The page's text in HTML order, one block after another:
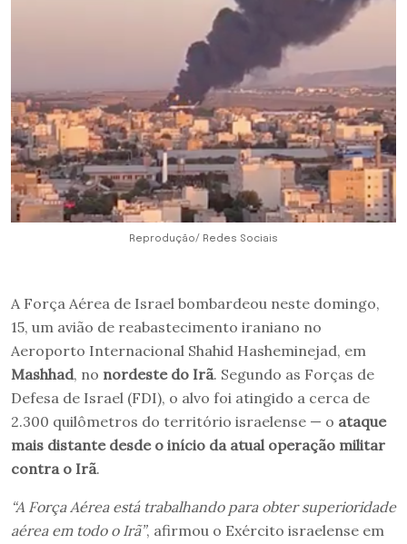
Reprodução/ Redes Sociais
A Força Aérea de Israel bombardeou neste domingo,
15, um avião de reabastecimento iraniano no
Aeroporto Internacional Shahid Hasheminejad, em
Mashhad, no nordeste do Irã. Segundo as Forças de
Defesa de Israel (FDI), o alvo foi atingido a cerca de
2.300 quilômetros do território israelense — o ataque
mais distante desde o início da atual operação militar
contra o Irã.
“A Força Aérea está trabalhando para obter superioridade
aérea em todo o Irã”, afirmou o Exército israelense em